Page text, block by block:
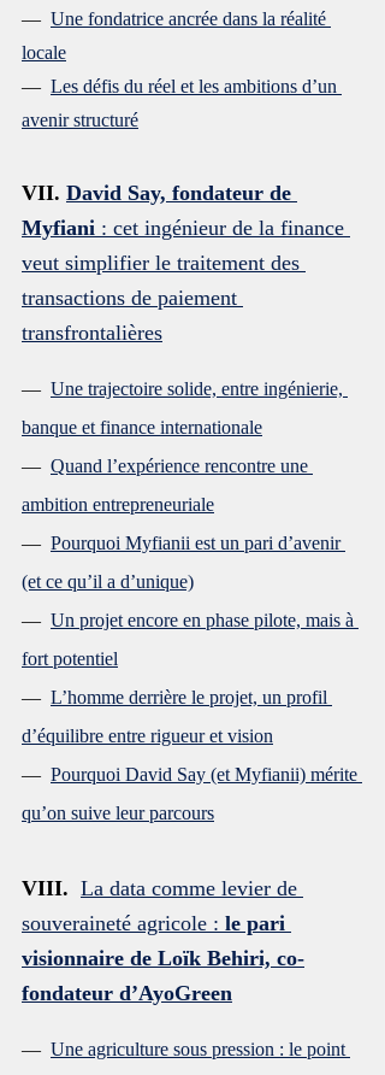
— Une fondatrice ancrée dans la réalité
locale
— Les défis du réel et les ambitions d’un
avenir structuré
VII. David Say, fondateur de
Myfiani : cet ingénieur de la finance
veut simplifier le traitement des
transactions de paiement
transfrontalières
— Une trajectoire solide, entre ingénierie,
banque et finance internationale
— Quand l’expérience rencontre une
ambition entrepreneuriale
— Pourquoi Myfianii est un pari d’avenir
(et ce qu’il a d’unique)
— Un projet encore en phase pilote, mais à
fort potentiel
— L’homme derrière le projet, un profil
d’équilibre entre rigueur et vision
— Pourquoi David Say (et Myfianii) mérite
qu’on suive leur parcours
VIII. La data comme levier de
souveraineté agricole : le pari
visionnaire de Loïk Behiri, co-
fondateur d’AyoGreen
— Une agriculture sous pression : le point